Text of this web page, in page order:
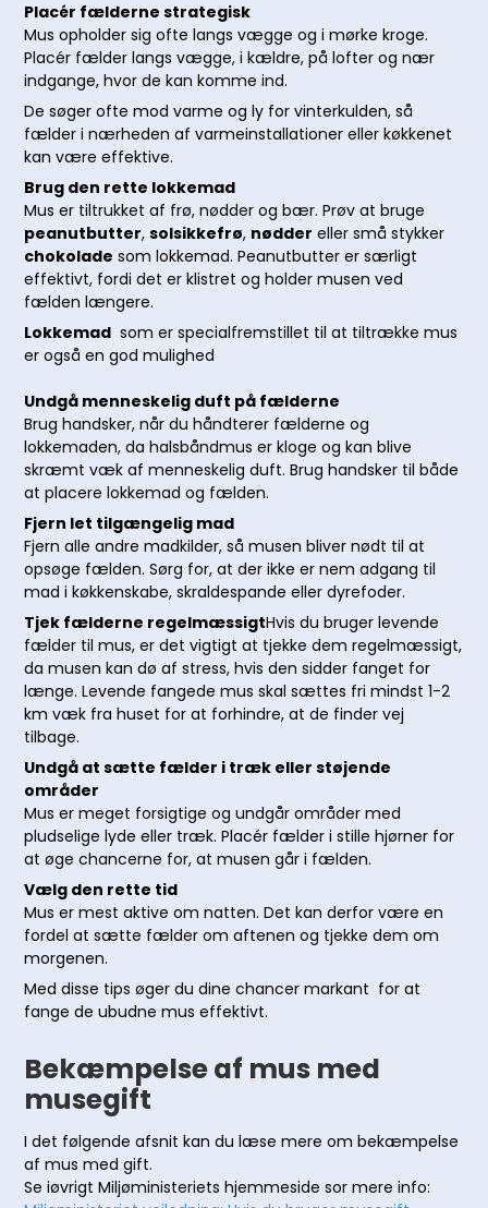
Placér fælderne strategisk
Mus opholder sig ofte langs vægge og i mørke kroge.
Placér fælder langs vægge, i kældre, på lofter og nær
indgange, hvor de kan komme ind.
De søger ofte mod varme og ly for vinterkulden, så
fælder i nærheden af varmeinstallationer eller køkkenet
kan være effektive.
Brug den rette lokkemad
Mus er tiltrukket af frø, nødder og bær. Prøv at bruge
peanutbutter,solsikkefrø, nødder eller små stykker
chokolade som lokkemad. Peanutbutter er særligt
effektivt, fordi det er klistret og holder musen ved
fælden længere.
Lokkemad som er specialfremstillet til at tiltrække mus
er også en god mulighed
Undgå menneskelig duft på fælderne
Brug handsker, når du håndterer fælderne og
lokkemaden, da halsbåndmus er kloge og kan blive
skræmt væk af menneskelig duft. Brug handsker til både
at placere lokkemad og fælden.
Fjern let tilgængelig mad
Fjern alle andre madkilder, så musen bliver nødt til at
opsøge fælden. Sørg for, at der ikke er nem adgang til
mad i køkkenskabe, skraldespande eller dyrefoder.
Tjek fælderne regelmæssigtHvis du bruger levende
fælder til mus, er det vigtigt at tjekke dem regelmæssigt,
da musen kan dø af stress, hvis den sidder fanget for
længe. Levende fangede mus skal sættes fri mindst 1-2
km væk fra huset for at forhindre, at de finder vej
tilbage.
Undgå at sætte fælder i træk eller støjende
områder
Mus er meget forsigtige og undgår områder med
pludselige lyde eller træk. Placér fælder i stille hjørner for
at øge chancerne for, at musen går i fælden.
Vælg den rette tid
Mus er mest aktive om natten. Det kan derfor være en
fordel at sætte fælder om aftenen og tjekke dem om
morgenen.
Med disse tips øger du dine chancer markant for at
fange de ubudne mus effektivt.
Bekæmpelse af mus med
musegift
I det følgende afsnit kan du læse mere om bekæmpelse
af mus med gift.
Se iøvrigt Miljøministeriets hjemmeside sor mere info: